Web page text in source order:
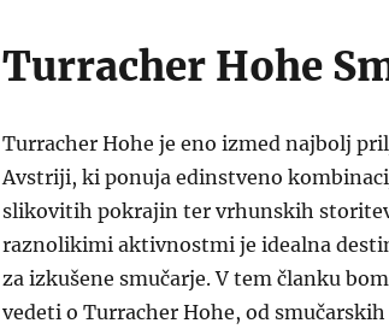
Turracher Hohe
Turracher Hohe je eno izmed najbolj
Avstriji, ki ponuja edinstveno
slikovitih pokrajin ter vrhunskih
raznolikimi aktivnostmi je idealna
za izkušene smučarje. V tem članku
vedeti o Turracher Hohe, od